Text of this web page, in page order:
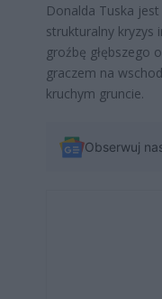
Donalda Tuska
strukturalny kryzys
groźbę głębszego
graczem na
kruchym gruncie.
Obserwuj